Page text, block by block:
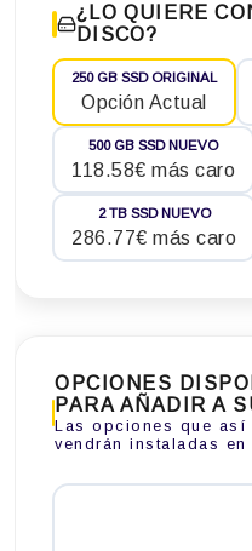
¿LO QUIERE
DISCO?
250 GB SSD ORIGINAL
Opción Actual
500 GB SSD NUEVO
118.58€ más caro
2 TB SSD NUEVO
286.77€ más caro
OPCIONES
PARA AÑADIR A
Las opciones que así
vendrán instaladas